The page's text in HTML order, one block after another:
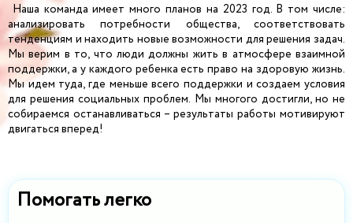
Помогать легко
Наша команда имеет много планов на 2023 год. В том числе:
анализировать потребности общества, соответствовать
тенденциям и находить новые возможности для решения задач.
Мы верим в то, что люди должны жить в атмосфере взаимной
поддержки, а у каждого ребенка есть право на здоровую жизнь.
Мы идем туда, где меньше всего поддержки и создаем условия
для решения социальных проблем. Мы многого достигли, но не
собираемся останавливаться – результаты работы мотивируют
двигаться вперед!